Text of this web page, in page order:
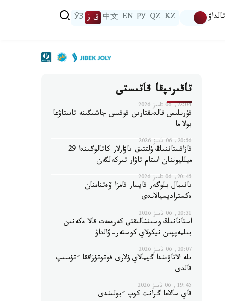
تالداۋ KZ
QZ
РУ
EN
中文 ق ز ЎЗ
تاقىرىپقا قاتىستى
22:04, 06 تامىز 2026
قۇرىلىس قالدىقتارىن قوقىس جاشىگىنە تاستاۋعا
بولا ما
20:56, 06 تامىز 2026
قازاقستاننىڭ ۇلتتىق تاۋارلار كاتالوگىندا 29
ميلليوننان استام تاۋار تىركەلگەن
20:45, 06 تامىز 2026
تانىمال بلوگەر قايسار قامزا ۆەتنامنان
ەكستراديسيالاندى
20:31, 06 تامىز 2026
استانانىڭ وسىنشالىقتى كەرەمەت قالا ەكەنىن
بىلمەپپىن نيكولاي كوستەر-ۆالداۋ
20:07, 06 تامىز 2026
ىلە الاتاۋىندا گيمالاي ۇلارى فوتوتۇزاققا ءتۇسىپ
قالدى
19:45, 06 تامىز 2026
قاي سالاعا گرانت كوپ ءبولىندى